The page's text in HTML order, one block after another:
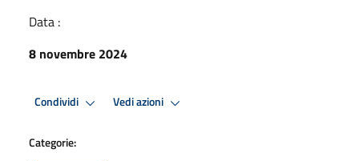
Data :
8 novembre 2024
Condividi Vedi azioni
Categorie: